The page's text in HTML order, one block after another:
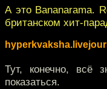
А это Bananarama.
британском хит-
Тут, конечно, всё
показаться.